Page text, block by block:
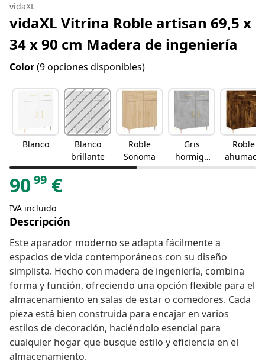
vidaXL
vidaXL Vitrina Roble artisan 69,5 x
34 x 90 cm Madera de ingeniería
Color(9 opciones disponibles)
Blanco
Blanco
brillante
Roble
Sonoma
Gris
hormigó
n
Roble
ahumado
9099 €
IVA incluido
Descripción
Este aparador moderno se adapta fácilmente a
espacios de vida contemporáneos con su diseño
simplista. Hecho con madera de ingeniería, combina
forma y función, ofreciendo una opción flexible para el
almacenamiento en salas de estar o comedores. Cada
pieza está bien construida para encajar en varios
estilos de decoración, haciéndolo esencial para
cualquier hogar que busque estilo y eficiencia en el
almacenamiento.